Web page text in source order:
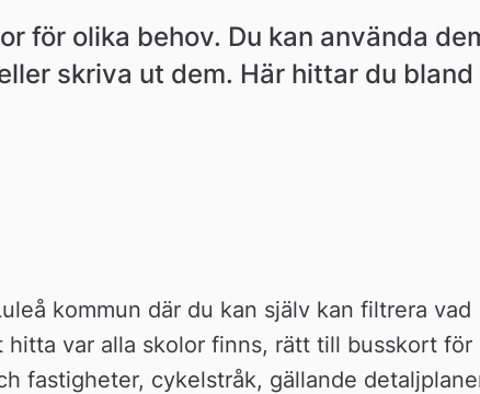
för olika behov. Du kan använda
skriva ut dem. Här hittar du bland
kommun där du kan själv kan filtrera vad
hitta var alla skolor finns, rätt till busskort för
fastigheter, cykelstråk, gällande